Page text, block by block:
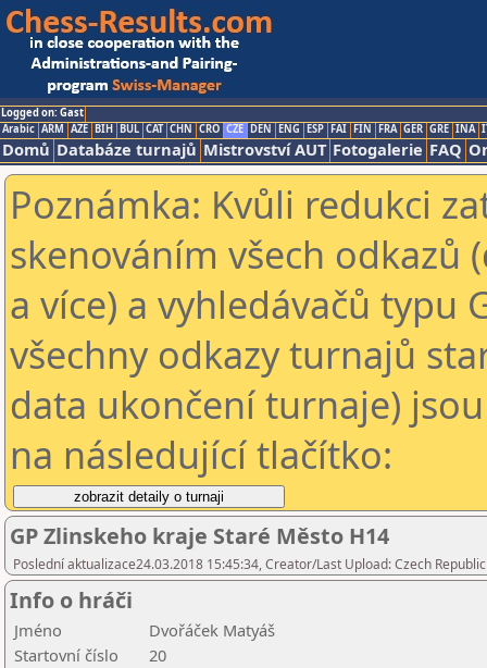
Logged on: Gast
Arabic ARM AZE BIH BUL CAT CHN CRO CZE DEN ENG ESP FAI FIN FRA GER GRE INA
Domů Databáze turnajů Mistrovství AUT Fotogalerie FAQ
Poznámka: Kvůli redukci
skenováním všech odkazů
a více) a vyhledávačů typu
všechny odkazy turnajů
data ukončení turnaje)
na následující tlačítko:
GP Zlinskeho kraje Staré Město H14
Poslední aktualizace24.03.2018 15:45:34, Creator/Last Upload: Czech
Info o hráči
Jméno
Dvořáček Matyáš
Startovní číslo
20